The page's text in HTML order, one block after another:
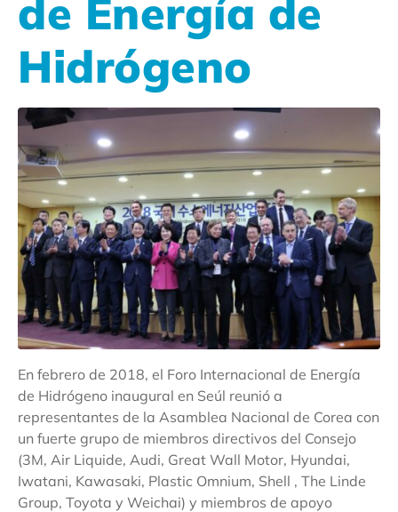
de Energía de
Hidrógeno
En febrero de 2018, el Foro Internacional de Energía
de Hidrógeno inaugural en Seúl reunió a
representantes de la Asamblea Nacional de Corea con
un fuerte grupo de miembros directivos del Consejo
(3M, Air Liquide, Audi, Great Wall Motor, Hyundai,
Iwatani, Kawasaki, Plastic Omnium, Shell , The Linde
Group, Toyota y Weichai) y miembros de apoyo